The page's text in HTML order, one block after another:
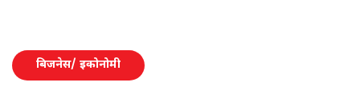
बिजनेस/ इकोनोमी